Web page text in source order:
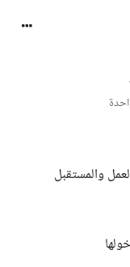
والمستقبل